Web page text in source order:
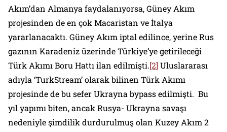
Akım’dan Almanya faydalanıyorsa, Güney Akım
projesinden de en çok Macaristan ve İtalya
yararlanacaktı. Güney Akım iptal edilince, yerine Rus
gazının Karadeniz üzerinde Türkiye’ye getirileceği
Türk Akımı Boru Hattı ilan edilmişti.[2]Uluslararası
adıyla ‘TurkStream’ olarak bilinen Türk Akımı
projesinde de bu sefer Ukrayna bypass edilmişti. Bu
yıl yapımı biten, ancak Rusya- Ukrayna savaşı
nedeniyle şimdilik durdurulmuş olan Kuzey Akım 2